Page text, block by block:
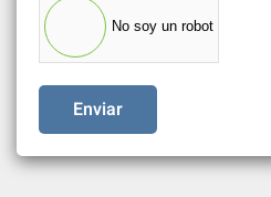
No soy un robot
Enviar